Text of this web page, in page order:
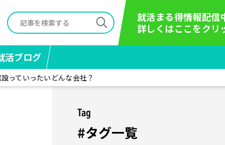
就活まる得情報配信
詳しくはここをクリ
活ブログ
っていったいどんな会社？
Tag
#タグ一覧